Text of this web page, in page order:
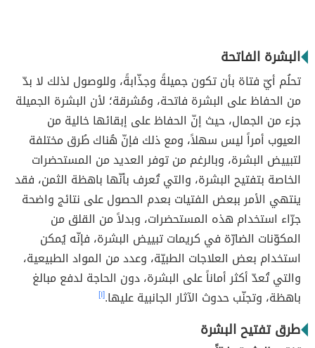
البشرة الفاتحة
تحلُم أيّ فتاة بأن تكون جميلةً وجذّابةً، وللوصول لذلك لا بدّ
من الحفاظ على البشرة فاتحة، ومُشرقة؛ لأن البشرة الجميلة
جزء من الجمال، حيث إنّ الحفاظ على إبقائها خالية من
العيوب أمراً ليس سهلاً، ومع ذلك فإنّ هُناك طُرق مختلفة
لتبييض البشرة، وبالرغم من توفر العديد من المستحضرات
الخاصة بتفتيح البشرة، والتي تُعرف بأنّها باهظة الثمن، فقد
ينتهي الأمر ببعض الفتيات بعدم الحصول على نتائج واضحة
جرّاء استخدام هذه المستحضرات، وبدلاً من القلق من
المكوّنات الضارّة في كريمات تبييض البشرة، فإنّه يُمكن
استخدام بعض العلاجات الطبيّة، وعدد من المواد الطبيعية،
والتي تُعدّ أكثر أماناً على البشرة، دون الحاجة لدفع مبالغ
باهظة، وتجنّب حدوث الآثار الجانبية عليها.[١]
طرق تفتيح البشرة